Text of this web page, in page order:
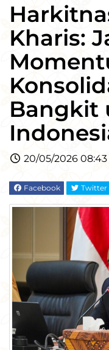
Kharis:
Bangkit
20/05/2026 08:43
Facebook Twitter